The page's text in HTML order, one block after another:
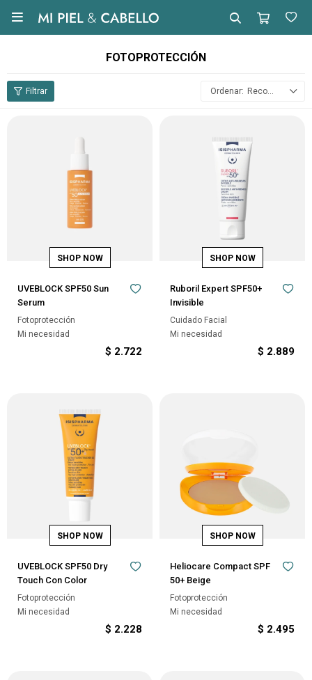

FOTOPROTECCIÓN
Recomendados
UVEBLOCK SPF50 Sun
Serum
Fotoprotección
Mi necesidad
$ 2.722
Ruboril Expert SPF50+
Invisible
Cuidado Facial
Mi necesidad
$ 2.889
UVEBLOCK SPF50 Dry
Touch Con Color
Fotoprotección
Mi necesidad
$ 2.228
Heliocare Compact SPF
50+ Beige
Fotoprotección
Mi necesidad
$ 2.495